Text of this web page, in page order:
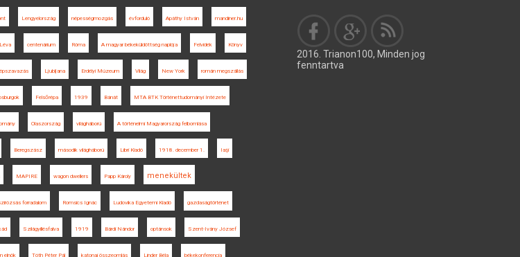
Lengyelország népességmozgás évforduló Apáthy István mandiner.hu
Léva centenárium Róma A magyar békeküldöttség naplója Felvidék Könyv
Ljubljana Erdélyi Múzeum Világ New York román megszállás
Felsőrépa 1939 Bánát MTA BTK Történettudományi Intézete
Olaszország világháború A történelmi Magyarország felbomlása
Beregszász második világháború Libri Kiadó 1918. december 1. Iaşi
MAPIRE wagon dwellers Papp Károly menekültek
forradalom Romsics Ignác Ludovika Egyetemi Kiadó gazdaságtörténet
Szilágyillésfalva 1919 Bárdi Nándor optánsok Szent-Ivány József
elnök Tóth Péter Pál katonai összeomlás Linder Béla békekonferencia
2016. Trianon100, Minden jog
fenntartva